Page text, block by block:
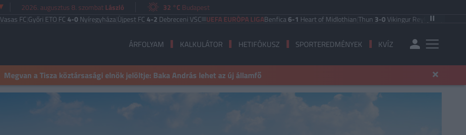
2026. augusztus 8. szombatLászló 32 °C Budapest
Győri ETO FC4-0Nyíregyháza|Újpest FC4-2Debreceni VSC UEFA EURÓPA LIGABenfica6-1Heart of Midlothian|Thun3-0Vikingur Reykjavik|PAOK Saloniki
ÁRFOLYAM KALKULÁTOR HETIFÓKUSZ SPORTEREDMÉNYEK KVÍZ
Megvan a Tisza köztársasági elnök jelöltje: Baka András lehet az új államfő ×